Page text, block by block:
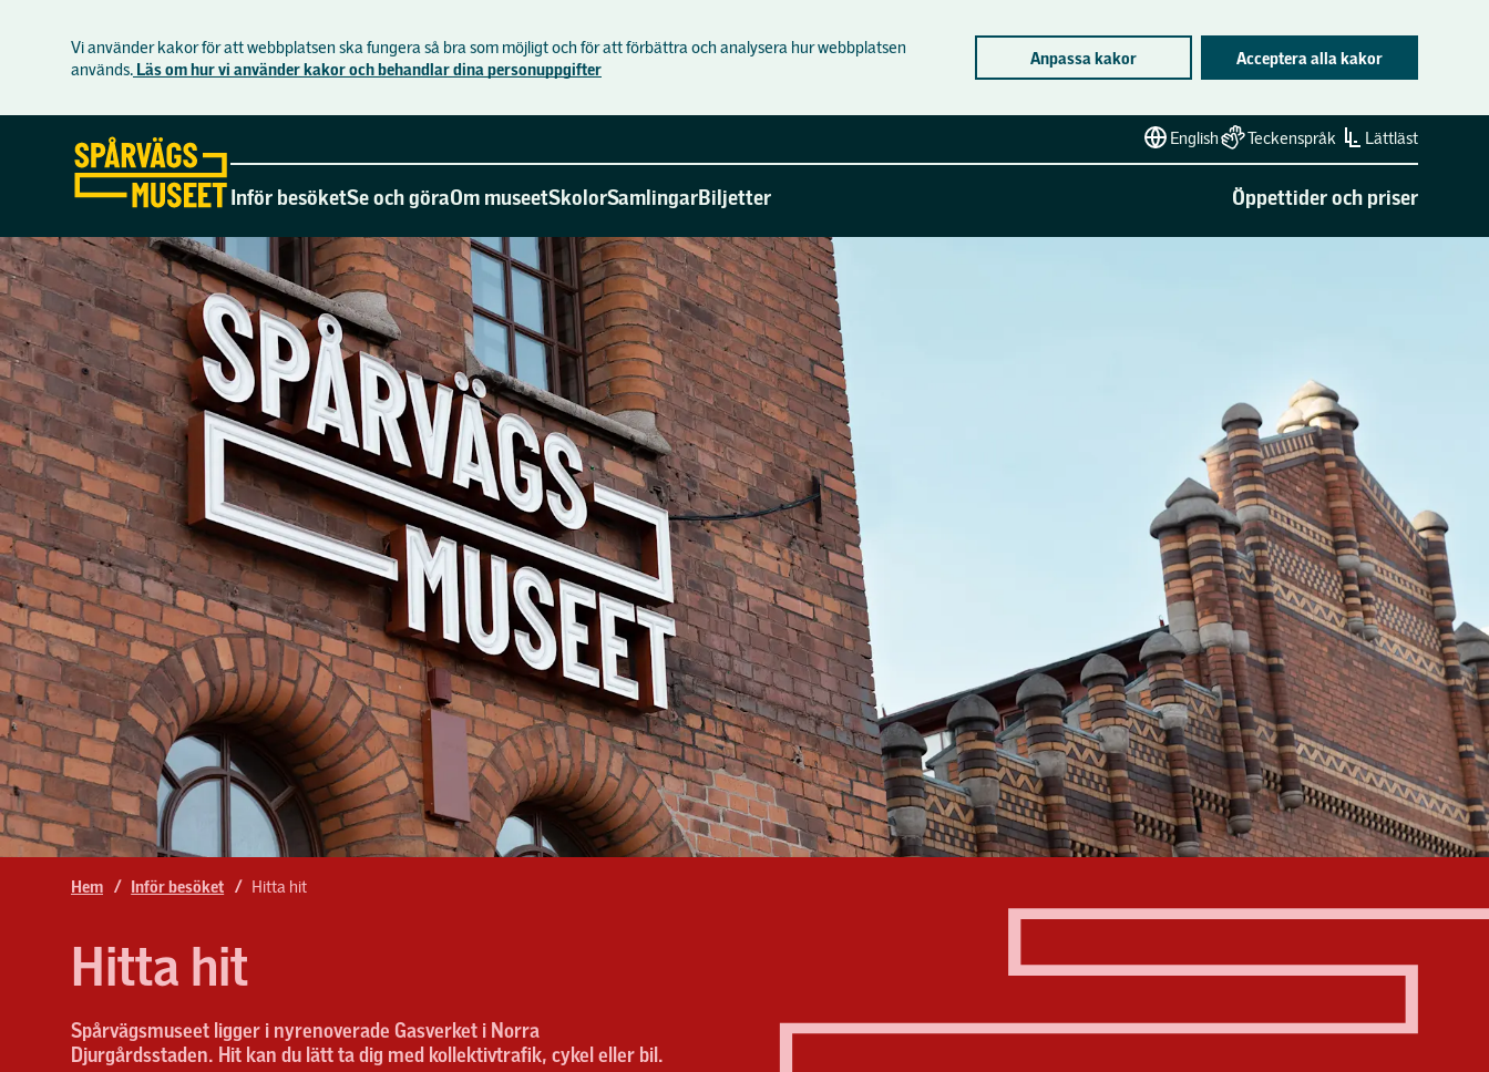
Vi använder kakor för att webbplatsen ska fungera så bra som möjligt och för att förbättra och analysera hur webbplatsen
används. Läs om hur vi använder kakor och behandlar dina personuppgifter Anpassa kakor Acceptera alla kakor
English Teckenspråk Lättläst
Inför besöket
Hitta hit
Öppettider och priser
Mat och dryck
Praktisk information
Tillgänglighet på museet
Se och göra
Aktuellt
Utställningar
Aktiviteter
Visningar på museet
Visningar i tunnelbanan
Möte och konferens
Konst på Spårvägsmuseet
Om museet
Museets historia
Butiken
Spårvägsmuseets vänförening
Lediga jobb
Kontakta oss
Press och media
Skolor
Skolprogram
Skolvisning åk F-3
Skolvisning åk 4-6
Skolvisning åk 7-9
Skolvisning gymnasiet
Skolworkshops
Skolvisning SFI
SamlingarBiljetter Öppettider och priser
Hem / Inför besöket / Hitta hit
Hitta hit
Spårvägsmuseet ligger i nyrenoverade Gasverket i Norra
Djurgårdsstaden. Hit kan du lätt ta dig med kollektivtrafik, cykel eller bil.